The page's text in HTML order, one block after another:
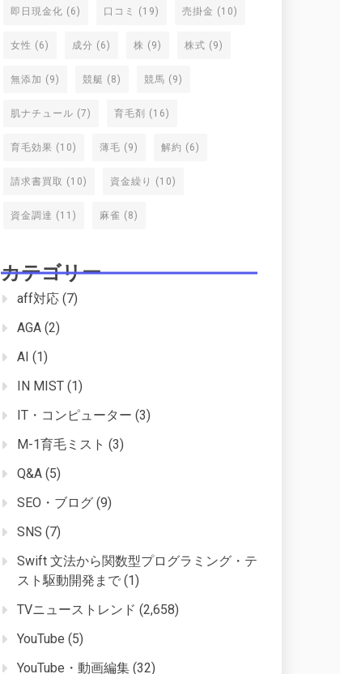
即日現金化 (6) 口コミ (19) 売掛金 (10)
女性 (6) 成分 (6) 株 (9) 株式 (9)
無添加 (9) 競艇 (8) 競馬 (9)
肌ナチュール (7) 育毛剤 (16)
育毛効果 (10) 薄毛 (9) 解約 (6)
請求書買取 (10) 資金繰り (10)
資金調達 (11) 麻雀 (8)
カテゴリー
aff対応 (7)
AGA (2)
AI (1)
IN MIST (1)
IT・コンピューター (3)
M-1育毛ミスト (3)
Q&A (5)
SEO・ブログ (9)
SNS (7)
Swift 文法から関数型プログラミング・テ
スト駆動開発まで (1)
TVニューストレンド (2,658)
YouTube (5)
YouTube・動画編集 (32)